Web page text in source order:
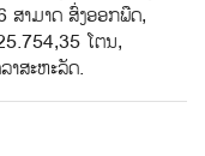
າມາດ ສົ່ງອອກພືດ,
ໂຕນ,
ສະຫະລັດ.